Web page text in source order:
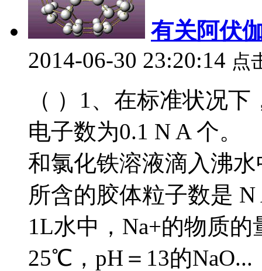
有关阿伏
2014-06-30 23:20:14 点
（ ）1、在标准状况
电子数为0.1 N A 个。
和氯化铁溶液滴入沸
所含的胶体粒子数是 N
1L水中，Na+的物质
25℃，pH＝13的NaO...